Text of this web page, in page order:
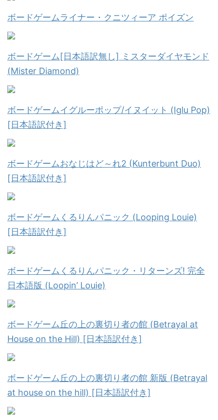
ボードゲームライナー・クニツィーア ポイズン
ボードゲーム[日本語訳無し] ミスターダイヤモンド
(Mister Diamond)
ボードゲームイグルーポップ/イヌイット (Iglu Pop)
[日本語訳付き]
ボードゲームおなじはど～れ2 (Kunterbunt Duo)
[日本語訳付き]
ボードゲームくるりんパニック (Looping Louie)
[日本語訳付き]
ボードゲームくるりんパニック・リターンズ! 完全
日本語版 (Loopin’ Louie)
ボードゲーム丘の上の裏切り者の館 (Betrayal at
House on the Hill) [日本語訳付き]
ボードゲーム丘の上の裏切り者の館 新版 (Betrayal
at house on the hill) [日本語訳付き]